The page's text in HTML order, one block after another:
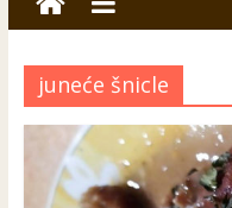
juneće šnicle